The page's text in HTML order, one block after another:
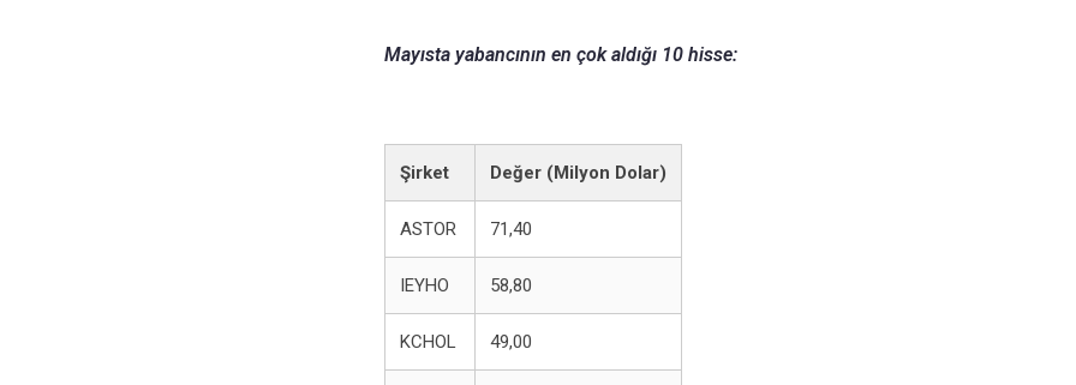
Mayısta yabancının en çok aldığı 10 hisse:
Şirket Değer (Milyon Dolar)
ASTOR 71,40
IEYHO 58,80
KCHOL 49,00